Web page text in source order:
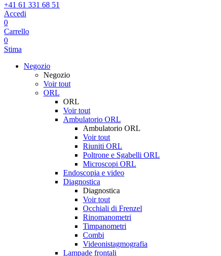
+41 61 331 68 51
Accedi
0
Carrello
0
Stima
Negozio
Negozio
Voir tout
ORL
ORL
Voir tout
Ambulatorio ORL
Ambulatorio ORL
Voir tout
Riuniti ORL
Poltrone e Sgabelli ORL
Microscopi ORL
Endoscopia e video
Diagnostica
Diagnostica
Voir tout
Occhiali di Frenzel
Rinomanometri
Timpanometri
Combi
Videonistagmografia
Lampade frontali